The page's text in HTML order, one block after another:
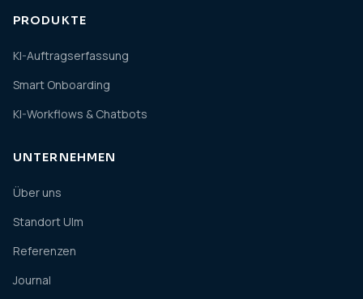
PRODUKTE
KI-Auftragserfassung
Smart Onboarding
KI-Workflows & Chatbots
UNTERNEHMEN
Über uns
Standort Ulm
Referenzen
Journal